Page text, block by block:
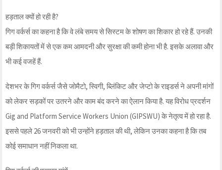
हड़ताल क्यों हो रही है?
गिग वर्कर्स का कहना है कि वे लंबे समय से सिस्टम के शोषण का शिकार हो रहे हैं. उनकी
बड़ी शिकायतों में से एक कम आमदनी और सुरक्षा की कमी होना भी है. इसके अलावा और
भी कई वजहें हैं.
देशभर के गिग वर्कर्स जैसे जोमैटो, स्विगी, ब्लिंकिट और जेप्टो के राइडर्स ने अपनी मांगों
को लेकर सड़कों पर उतरने और काम बंद करने का ऐलान किया है. यह विरोध प्रदर्शन
Gig and Platform Service Workers Union (GIPSWU) के नेतृत्व में हो रहा है.
इससे पहले 26 जनवरी को भी उन्‍होंने हड़ताल की थी, लेक‍िन उनका कहना है क‍ि तब
कोई समाधान नहीं न‍िकला था.